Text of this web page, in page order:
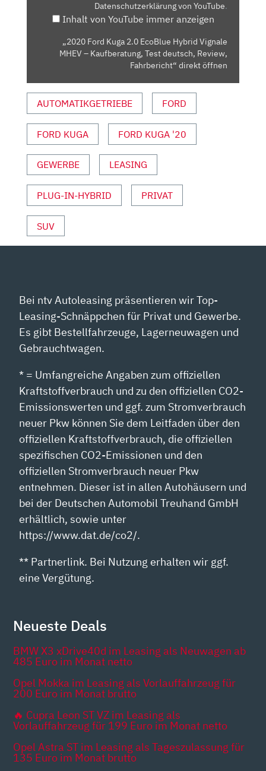
KAUFBERATUNG,
REVIEW,
FAHRBERICHT“
VON
YOUTUBE
Datenschutzerklärung von YouTube.
Inhalt von YouTube immer anzeigen
„2020 Ford Kuga 2.0 EcoBlue Hybrid Vignale
MHEV – Kaufberatung, Test deutsch, Review,
Fahrbericht“ direkt öffnen
AUTOMATIKGETRIEBE FORD
FORD KUGA FORD KUGA '20
GEWERBE LEASING
PLUG-IN-HYBRID PRIVAT
SUV
Bei ntv Autoleasing präsentieren wir Top-
Leasing-Schnäppchen für Privat und Gewerbe.
Es gibt Bestellfahrzeuge, Lagerneuwagen und
Gebrauchtwagen.
* = Umfangreiche Angaben zum offiziellen
Kraftstoffverbrauch und zu den offiziellen CO2-
Emissionswerten und ggf. zum Stromverbrauch
neuer Pkw können Sie dem Leitfaden über den
offiziellen Kraftstoffverbrauch, die offiziellen
spezifischen CO2-Emissionen und den
offiziellen Stromverbrauch neuer Pkw
entnehmen. Dieser ist in allen Autohäusern und
bei der Deutschen Automobil Treuhand GmbH
erhältlich, sowie unter
https://www.dat.de/co2/.
** Partnerlink. Bei Nutzung erhalten wir ggf.
eine Vergütung.
Neueste Deals
BMW X3 xDrive40d im Leasing als Neuwagen ab
485 Euro im Monat netto
Opel Mokka im Leasing als Vorlauffahrzeug für
200 Euro im Monat brutto
🔥 Cupra Leon ST VZ im Leasing als
Vorlauffahrzeug für 199 Euro im Monat netto
Opel Astra ST im Leasing als Tageszulassung für
135 Euro im Monat brutto